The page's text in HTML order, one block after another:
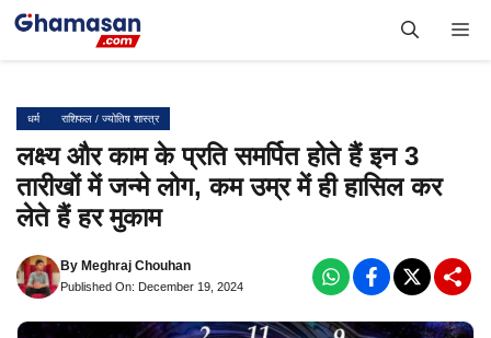
Skip
धर्म राशिफल / ज्योतिष शास्त्र
लक्ष्य और काम के प्रति समर्पित होते हैं इन 3
तारीखों में जन्मे लोग, कम उम्र में ही हासिल कर
लेते हैं हर मुकाम
By Meghraj Chouhan
Published On: December 19, 2024